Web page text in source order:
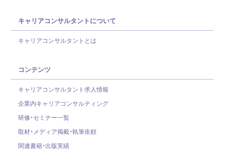
キャリアコンサルタントについて
キャリアコンサルタントとは
コンテンツ
キャリアコンサルタント求人情報
企業内キャリアコンサルティング
研修・セミナー一覧
取材・メディア掲載・執筆依頼
関連書籍・出版実績